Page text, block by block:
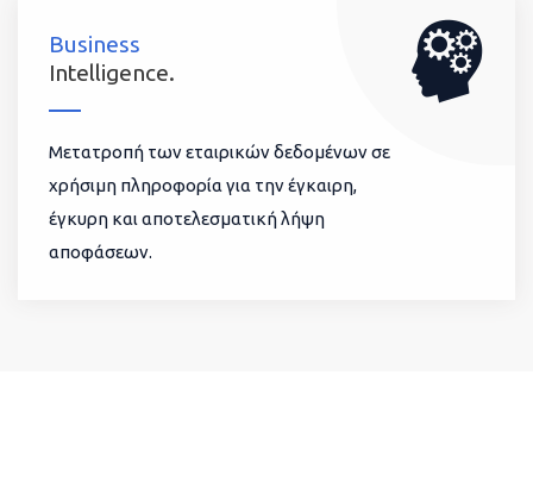
Business
Intelligence.
Μετατροπή των εταιρικών δεδομένων σε
χρήσιμη πληροφορία για την έγκαιρη,
έγκυρη και αποτελεσματική λήψη
αποφάσεων.